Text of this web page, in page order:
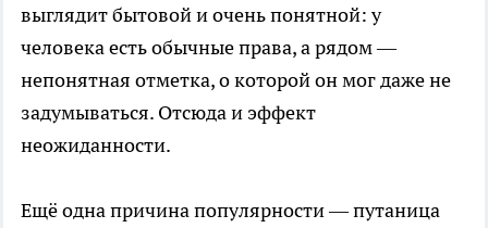
выглядит бытовой и очень понятной: у
человека есть обычные права, а рядом —
непонятная отметка, о которой он мог даже не
задумываться. Отсюда и эффект
неожиданности.
Ещё одна причина популярности — путаница